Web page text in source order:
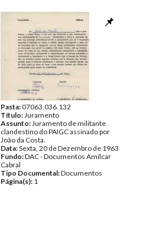
Pasta:07063.036.132
Título:Juramento
Assunto:Juramento de militante
clandestino do PAIGC assinado por
João da Costa.
Data:Sexta, 20 de Dezembro de 1963
Fundo:DAC - Documentos Amílcar
Cabral
Tipo Documental:Documentos
Página(s): 1